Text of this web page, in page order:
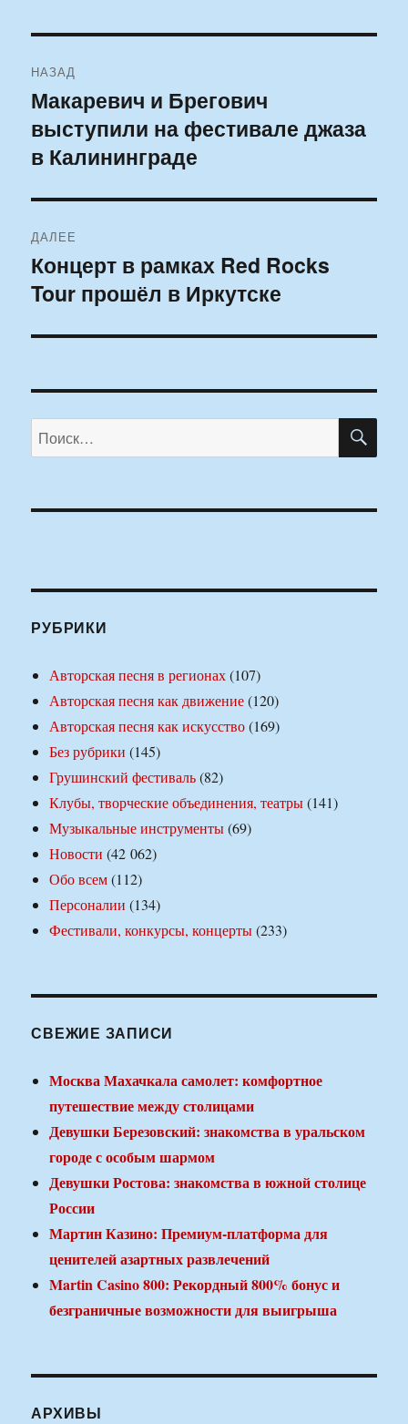
по
записям
НАЗАД
Предыдущая
запись:
Макаревич и Брегович
выступили на фестивале джаза
в Калининграде
ДАЛЕЕ
Следующая
запись:
Концерт в рамках Red Rocks
Tour прошёл в Иркутске
Искать:
РУБРИКИ
Авторская песня в регионах(107)
Авторская песня как движение(120)
Авторская песня как искусство(169)
Без рубрики (145)
Грушинский фестиваль(82)
Клубы, творческие объединения, театры(141)
Музыкальные инструменты(69)
Новости (42 062)
Обо всем(112)
Персоналии (134)
Фестивали, конкурсы, концерты(233)
СВЕЖИЕ ЗАПИСИ
Москва Махачкала самолет: комфортное
путешествие между столицами
Девушки Березовский: знакомства в уральском
городе с особым шармом
Девушки Ростова: знакомства в южной столице
России
Мартин Казино: Премиум-платформа для
ценителей азартных развлечений
Martin Casino 800: Рекордный 800% бонус и
безграничные возможности для выигрыша
АРХИВЫ